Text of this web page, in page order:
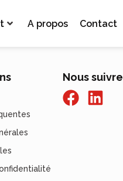
A propos Contact
Nous suivre